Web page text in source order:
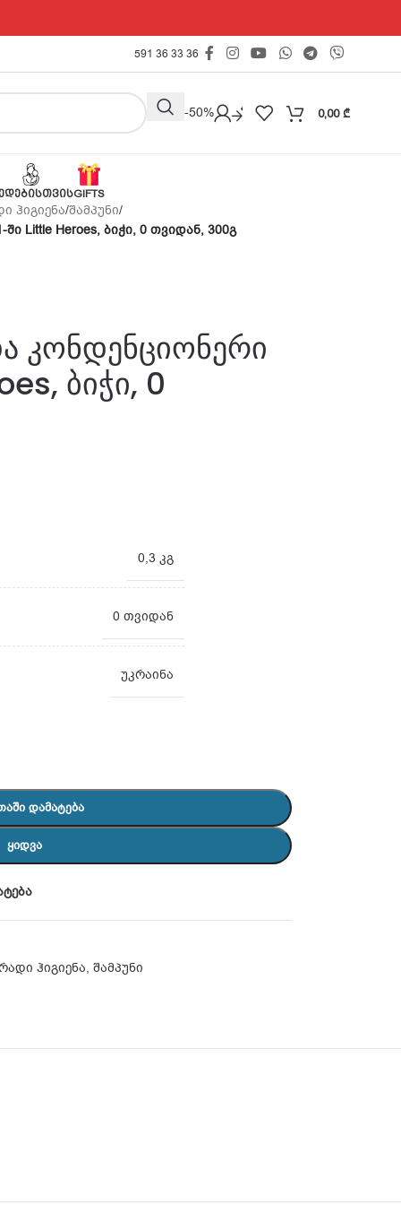
591 36 33 36
Outlet -50% 0,00 ₾
GIFTS
ჰიგიენა/შამპუნი/
Little Heroes, ბიჭი, 0 თვიდან, 300გ
კონდენციონერი
ბიჭი, 0
0,3 კგ
0 თვიდან
უკრაინა
ᲓᲐᲛᲐᲢᲔᲑᲐ
ᲧᲘᲓᲕᲐ
ჰიგიენა, შამპუნი